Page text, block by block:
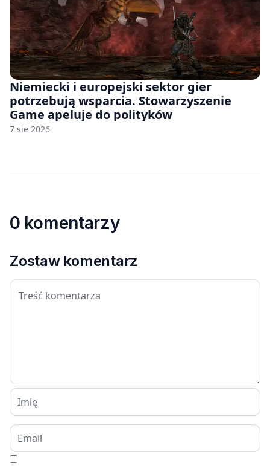
Niemiecki i europejski sektor gier
potrzebują wsparcia. Stowarzyszenie
Game apeluje do polityków
7 sie 2026
0 komentarzy
Zostaw komentarz